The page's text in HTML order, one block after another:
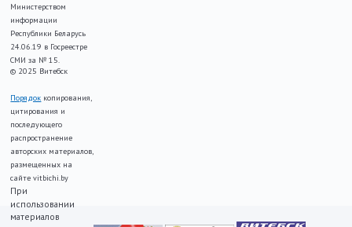
Министерством
информации
Республики Беларусь
24.06.19 в Госреестре
СМИ за № 15.
© 2025 Витебск
Порядок копирования,
цитирования и
последующего
распространение
авторских материалов,
размещенных на
сайте vitbichi.by
При
использовании
материалов